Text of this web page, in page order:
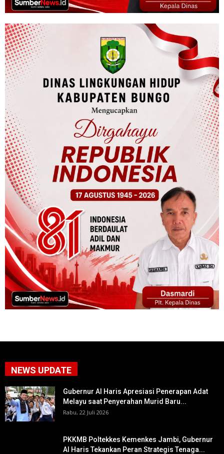
NEWS UPDATE
Gubernur Al Haris Apresiasi Penerapan Adat
Melayu saat Penyerahan Murid Baru...
Rabu, 22 Juli 2026
PKKMB Poltekkes Kemenkes Jambi, Gubernur
Al Haris Tekankan Peran Strategis Tenaga...